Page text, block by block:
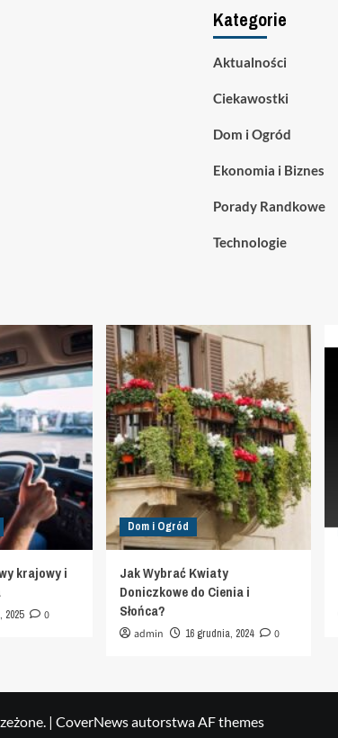
Kategorie
Aktualności
Ciekawostki
Dom i Ogród
Ekonomia i Biznes
Porady Randkowe
Technologie
krajowy i
2025 0
Dom i Ogród
Jak Wybrać Kwiaty
Doniczkowe do Cienia i
Słońca?
admin 16 grudnia, 2024 0
| CoverNewsautorstwa AF themes